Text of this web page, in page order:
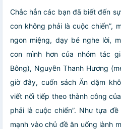
Chắc hẳn các bạn đã biết đến
con không phải là cuộc chiến”,
ngon miệng, dạy bé nghe lời,
con mình hơn của nhóm tác
Bông), Nguyễn Thanh Hương
giờ đây, cuốn sách Ăn dặm
viết nối tiếp theo thành công
phải là cuộc chiến”. Như tựa
mạnh vào chủ đề ăn uống lành